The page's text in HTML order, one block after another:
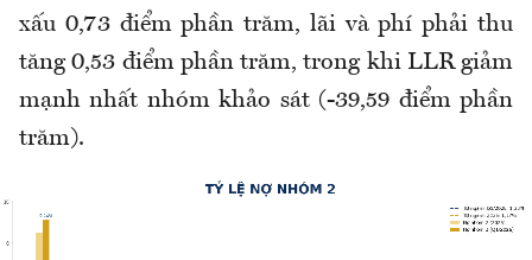
xấu 0,73 điểm phần trăm, lãi và phí phải thu
tăng 0,53 điểm phần trăm, trong khi LLR giảm
mạnh nhất nhóm khảo sát (-39,59 điểm phần
trăm).